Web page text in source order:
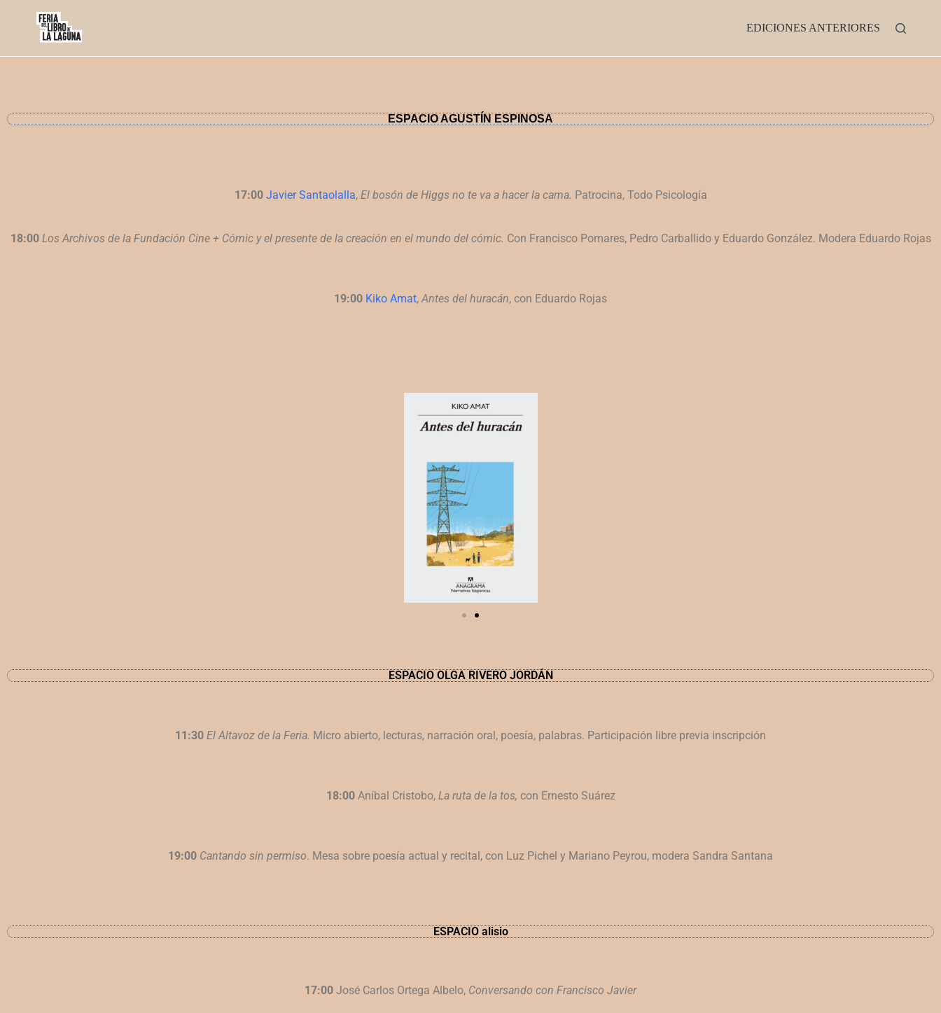
EDICIONES ANTERIORES
ESPACIO AGUSTÍN ESPINOSA
17:00 Javier Santaolalla, El bosón de Higgs no te va a hacer la cama. Patrocina, Todo Psicología
18:00 Los Archivos de la Fundación Cine + Cómic y el presente de la creación en el mundo del cómic. Con Francisco Pomares, Pedro Carballido y Eduardo González. Modera Eduardo Rojas
19:00 Kiko Amat,Antes del huracán, con Eduardo Rojas
ESPACIO OLGA RIVERO JORDÁN
11:30 El Altavoz de la Feria. Micro abierto, lecturas, narración oral, poesía, palabras. Participación libre previa inscripción
18:00 Aníbal Cristobo, La ruta de la tos, con Ernesto Suárez
19:00 Cantando sin permiso. Mesa sobre poesía actual y recital, con Luz Pichel y Mariano Peyrou, modera Sandra Santana
ESPACIO alisio
17:00 José Carlos Ortega Albelo, Conversando con Francisco Javier